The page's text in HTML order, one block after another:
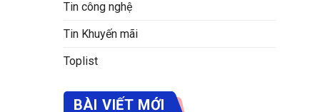
Tin công nghệ
Tin Khuyến mãi
Toplist
BÀI VIẾT MỚI